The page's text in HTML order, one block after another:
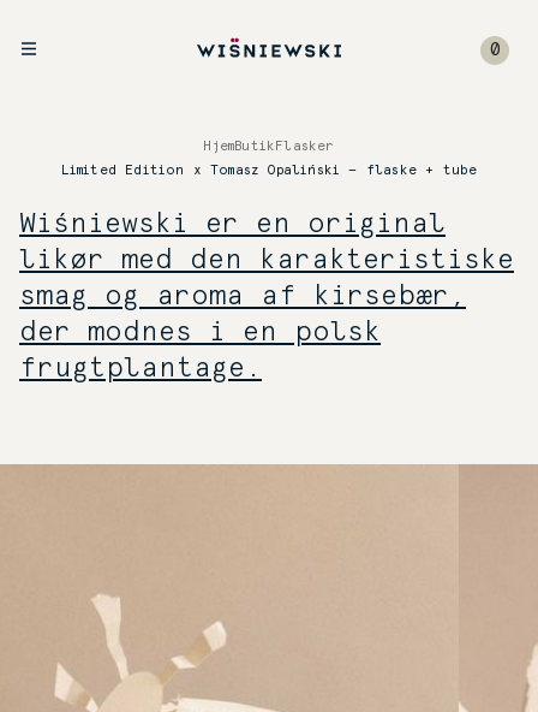
0
HjemButik Flasker
Limited Edition x Tomasz Opaliński — flaske + tube
Wiśniewski er en original
likør med den karakteristiske
smag og aroma af kirsebær,
der modnes i en polsk
frugtplantage.